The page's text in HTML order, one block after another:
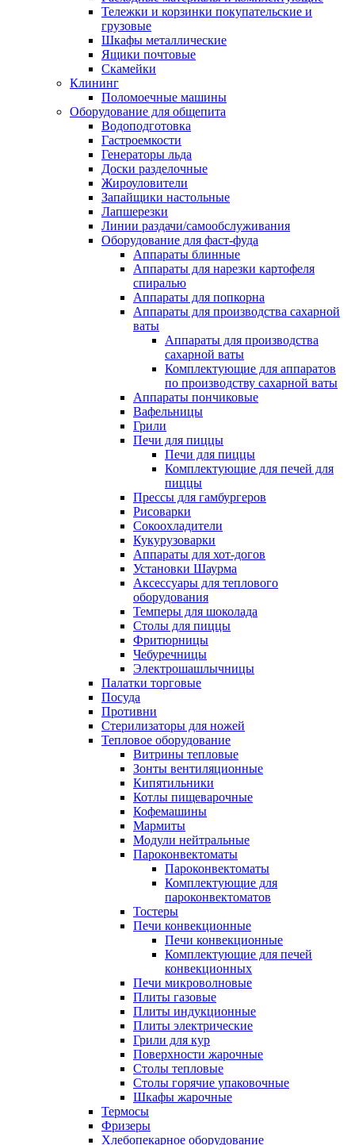
Тележки и корзинки покупательские и
грузовые
Шкафы металлические
Ящики почтовые
Скамейки
Клининг
Поломоечные машины
Оборудование для общепита
Водоподготовка
Гастроемкости
Генераторы льда
Доски разделочные
Жироуловители
Запайщики настольные
Лапшерезки
Линии раздачи/самообслуживания
Оборудование для фаст-фуда
Аппараты блинные
Аппараты для нарезки картофеля
спиралью
Аппараты для попкорна
Аппараты для производства сахарной
ваты
Аппараты для производства
сахарной ваты
Комплектующие для аппаратов
по производству сахарной ваты
Аппараты пончиковые
Вафельницы
Грили
Печи для пиццы
Печи для пиццы
Комплектующие для печей для
пиццы
Прессы для гамбургеров
Рисоварки
Сокоохладители
Кукурузоварки
Аппараты для хот-догов
Установки Шаурма
Аксессуары для теплового
оборудования
Темперы для шоколада
Столы для пиццы
Фритюрницы
Чебуречницы
Электрошашлычницы
Палатки торговые
Посуда
Противни
Стерилизаторы для ножей
Тепловое оборудование
Витрины тепловые
Зонты вентиляционные
Кипятильники
Котлы пищеварочные
Кофемашины
Мармиты
Модули нейтральные
Пароконвектоматы
Пароконвектоматы
Комплектующие для
пароконвектоматов
Тостеры
Печи конвекционные
Печи конвекционные
Комплектующие для печей
конвекционных
Печи микроволновые
Плиты газовые
Плиты индукционные
Плиты электрические
Грили для кур
Поверхности жарочные
Столы тепловые
Столы горячие упаковочные
Шкафы жарочные
Термосы
Фризеры
Хлебопекарное оборудование